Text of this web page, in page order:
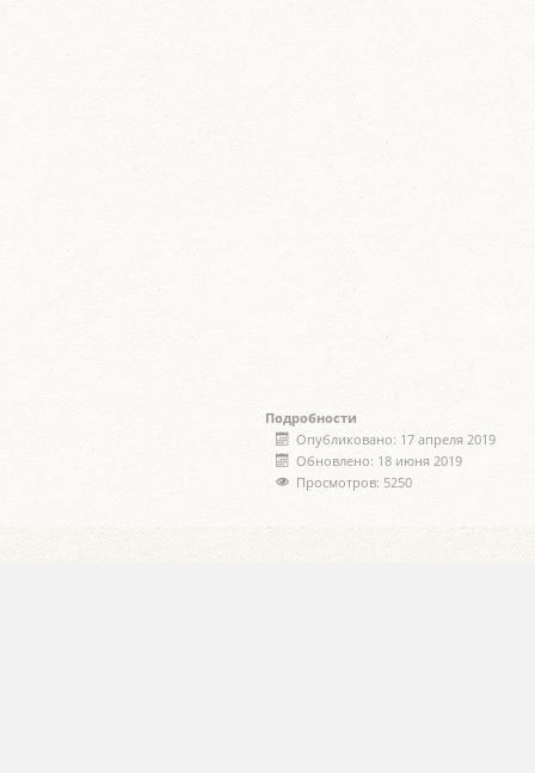
Подробности
Опубликовано: 17 апреля 2019
Обновлено: 18 июня 2019
Просмотров: 5250